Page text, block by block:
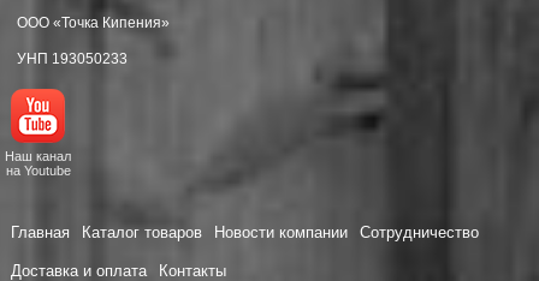
ООО «Точка Кипения»
УНП 193050233
Наш канал
на Youtube
Главная Каталог товаров Новости компании Сотрудничество
Доставка и оплата Контакты